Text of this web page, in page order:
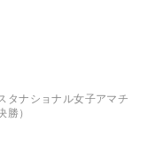
タナショナル女子アマチ
勝）